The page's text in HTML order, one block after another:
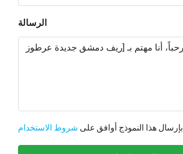
الرسالة
بإرسال هذا النموذج أوافق على شروط الاستخدام